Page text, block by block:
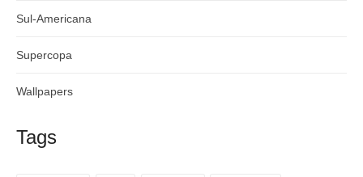
Sul-Americana
Supercopa
Wallpapers
Tags